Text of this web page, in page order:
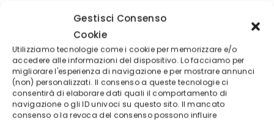
Gestisci Consenso
Cookie
Utilizziamo tecnologie come i cookie per memorizzare e/o
accedere alle informazioni del dispositivo. Lo facciamo per
migliorare l'esperienza di navigazione e per mostrare annunci
(non) personalizzati. Il consenso a queste tecnologie ci
consentirà di elaborare dati quali il comportamento di
navigazione o gli ID univoci su questo sito. Il mancato
consenso o la revoca del consenso possono influire
74.54% di conti di investitori al dettaglio perdono
denaro a causa delle negoziazioni in CFD con
questo fornitore.